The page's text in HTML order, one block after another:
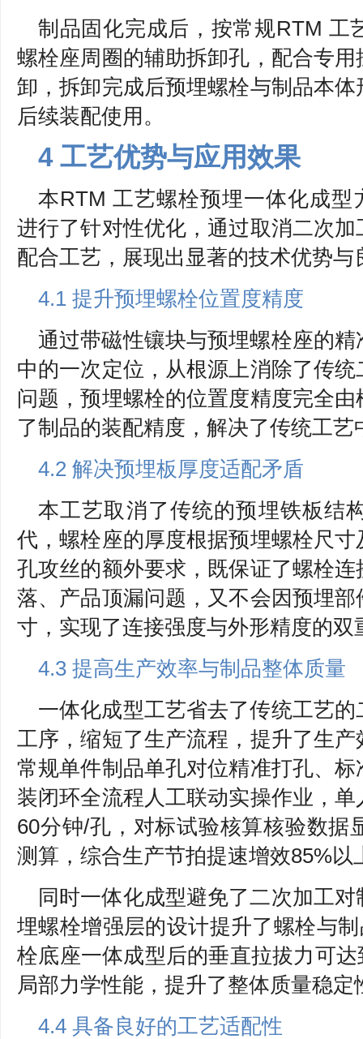
制品固化完成后，按常规RTM 工
螺栓座周圈的辅助拆卸孔，配合专
卸，拆卸完成后预埋螺栓与制品本
后续装配使用。
4 工艺优势与应用效果
本RTM 工艺螺栓预埋一体化成
进行了针对性优化，通过取消二次
配合工艺，展现出显著的技术优势与
4.1 提升预埋螺栓位置度精度
通过带磁性镶块与预埋螺栓座的
中的一次定位，从根源上消除了传
问题，预埋螺栓的位置度精度完全
了制品的装配精度，解决了传统工
4.2 解决预埋板厚度适配矛盾
本工艺取消了传统的预埋铁板结
代，螺栓座的厚度根据预埋螺栓尺
孔攻丝的额外要求，既保证了螺栓
落、产品顶漏问题，又不会因预埋
寸，实现了连接强度与外形精度的双
4.3 提高生产效率与制品整体质量
一体化成型工艺省去了传统工艺
工序，缩短了生产流程，提升了生
常规单件制品单孔对位精准打孔、
装闭环全流程人工联动实操作业，
60分钟/孔，对标试验核算核验数据
测算，综合生产节拍提速增效85%以
同时一体化成型避免了二次加工
埋螺栓增强层的设计提升了螺栓与
栓底座一体成型后的垂直拉拔力可
局部力学性能，提升了整体质量稳定
4.4 具备良好的工艺适配性